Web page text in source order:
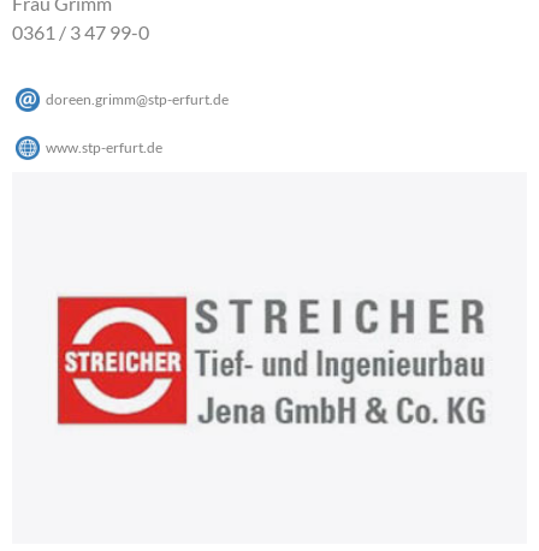
0361 / 3 47 99-0
doreen.grimm@stp-erfurt de
www.stp-erfurt.de